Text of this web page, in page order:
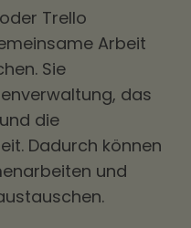
Trello
Arbeit
Sie
das
die
Dadurch können
und